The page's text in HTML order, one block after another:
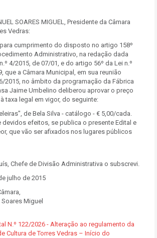
SOARES MIGUEL, Presidente da Câmara
Vedras:
para cumprimento do disposto no artigo 158º
Administrativo, na redação dada
4/2015, de 07/01, e do artigo 56º da Lei n.º
que a Câmara Municipal, em sua reunião
2015, no âmbito da programação da Fábrica
Jaime Umbelino deliberou aprovar o preço
taxa legal em vigor, do seguinte:
de Bela Silva - catálogo - € 5,00/cada.
devidos efeitos, se publica o presente Edital e
que vão ser afixados nos lugares públicos
Chefe de Divisão Administrativa o subscrevi.
julho de 2015
Miguel
N.º 122/2026 - Alteração ao regulamento da
Cultura de Torres Vedras – Início do